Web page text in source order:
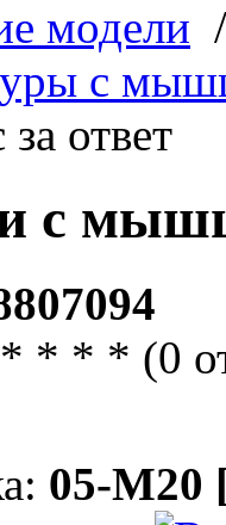
модели
с
ответ
с
* * * * (0
05-M20